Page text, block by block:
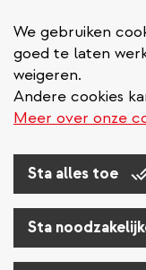
We gebruiken
goed te laten
weigeren.
Andere cookies
Meer over onze
Sta alles toe
Sta